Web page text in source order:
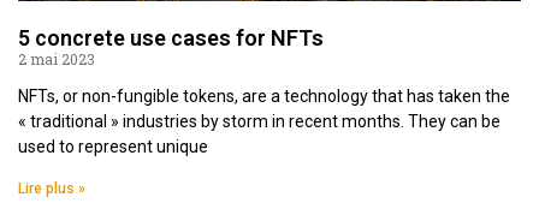
5 concrete use cases for NFTs
2 mai 2023
NFTs, or non-fungible tokens, are a technology that has taken the
« traditional » industries by storm in recent months. They can be
used to represent unique
Lire plus »